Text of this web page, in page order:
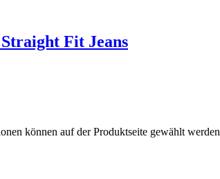
Fit Jeans
können auf der Produktseite gewählt werden